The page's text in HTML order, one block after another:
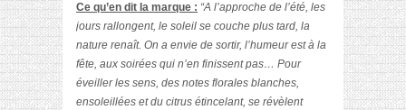
Ce qu’en dit la marque : “A l’approche de l’été, les
jours rallongent, le soleil se couche plus tard, la
nature renaît. On a envie de sortir, l’humeur est à la
fête, aux soirées qui n’en finissent pas… Pour
éveiller les sens, des notes florales blanches,
ensoleillées et du citrus étincelant, se révèlent